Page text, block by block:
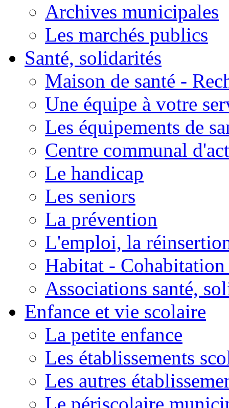
Archives municipales
Les marchés publics
Santé, solidarités
Maison de santé -
Une équipe à votre
Les équipements de
Centre communal
Le handicap
Les seniors
La prévention
L'emploi, la
Habitat -
Associations santé,
Enfance et vie scolaire
La petite enfance
Les établissements
Les autres